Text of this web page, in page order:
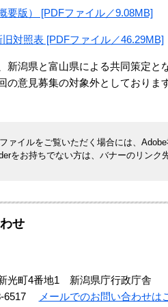
要版） [PDFファイル／9.08MB]
対照表 [PDFファイル／46.29MB]
潟県と富山県による共同策定と
意見募集の対象外としております
ァイルをご覧いただく場合には、
をお持ちでない方は、バナーのリンク
せ
光町4番地1 新潟県庁行政庁舎
6517 メールでのお問い合わせは